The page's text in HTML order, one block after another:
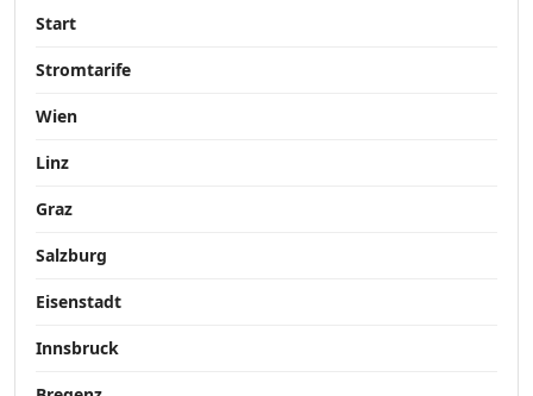
Start
Stromtarife
Wien
Linz
Graz
Salzburg
Eisenstadt
Innsbruck